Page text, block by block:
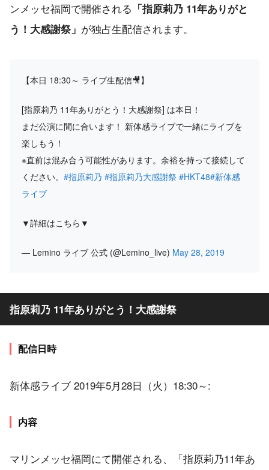
ンメッセ福岡で開催される 「指原莉乃 11年ありがと
う！大感謝祭」 が独占生配信されます。
【本日 18:30～ ライブ生配信🎥】
[指原莉乃 11年ありがとう！大感謝祭] は本日！
まだ公演に間に合います！ 新体感ライブで一緒にライブを
楽しもう！
※直前は混み合う可能性があります。余裕を持って接続して
ください。 #指原莉乃 #指原莉乃大感謝祭 #HKT48#新体感
ライブ
▼詳細はこちら▼
— Lemino ライブ 公式 (@Lemino_live) May 28, 2019
指原莉乃 11年ありがとう！大感謝祭
配信日時
新体感ライブ 2019年5月28日（火）18:30～:
内容
マリンメッセ福岡にて開催される、「指原莉乃11年あ